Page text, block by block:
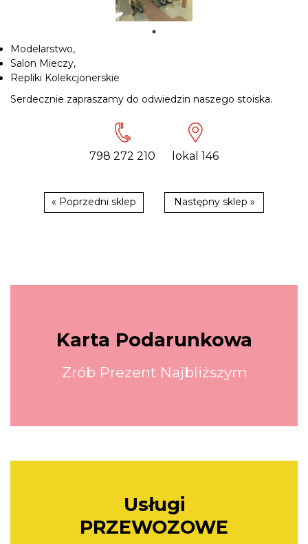
Modelarstwo,
Salon Mieczy,
Repliki Kolekcjonerskie
Serdecznie zapraszamy do odwiedzin naszego stoiska.
798 272 210 lokal 146
« Poprzedni sklep Następny sklep »
Karta Podarunkowa
Zrób Prezent Najbliższym
Usługi
PRZEWOZOWE